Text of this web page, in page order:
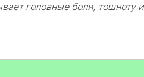
головные боли, тошноту